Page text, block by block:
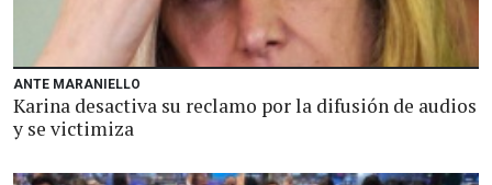
ANTE MARANIELLO
Karina desactiva su reclamo por la difusión de audios
y se victimiza